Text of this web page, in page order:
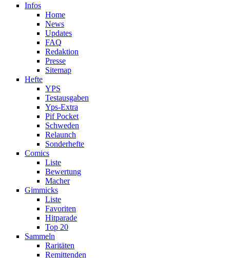
Infos
Home
News
Updates
FAQ
Redaktion
Presse
Sitemap
Hefte
YPS
Testausgaben
Yps-Extra
Pif Pocket
Schweden
Relaunch
Sonderhefte
Comics
Liste
Bewertung
Macher
Gimmicks
Liste
Favoriten
Hitparade
Top 20
Sammeln
Raritäten
Remittenden